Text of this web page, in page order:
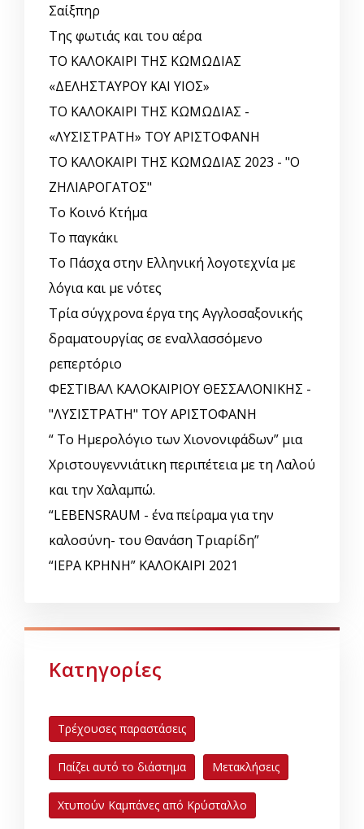
Σαίξπηρ
Της φωτιάς και του αέρα
ΤΟ ΚΑΛΟΚΑΙΡΙ ΤΗΣ ΚΩΜΩΔΙΑΣ
«ΔΕΛΗΣΤΑΥΡΟΥ ΚΑΙ ΥΙΟΣ»
ΤΟ ΚΑΛΟΚΑΙΡΙ ΤΗΣ ΚΩΜΩΔΙΑΣ -
«ΛΥΣΙΣΤΡΑΤΗ» ΤΟΥ ΑΡΙΣΤΟΦΑΝΗ
ΤΟ ΚΑΛΟΚΑΙΡΙ ΤΗΣ ΚΩΜΩΔΙΑΣ 2023 - "Ο
ΖΗΛΙΑΡΟΓΑΤΟΣ"
Το Κοινό Κτήμα
Το παγκάκι
Το Πάσχα στην Ελληνική λογοτεχνία με
λόγια και με νότες
Τρία σύγχρονα έργα της Αγγλοσαξονικής
δραματουργίας σε εναλλασσόμενο
ρεπερτόριο
ΦΕΣΤΙΒΑΛ ΚΑΛΟΚΑΙΡΙΟΥ ΘΕΣΣΑΛΟΝΙΚΗΣ -
"ΛΥΣΙΣΤΡΑΤΗ" ΤΟΥ ΑΡΙΣΤΟΦΑΝΗ
“ Το Ημερολόγιο των Χιονονιφάδων” μια
Χριστουγεννιάτικη περιπέτεια με τη Λαλού
και την Χαλαμπώ.
“LEBENSRAUM - ένα πείραμα για την
καλοσύνη- του Θανάση Τριαρίδη”
“ΙΕΡΑ ΚΡΗΝΗ” ΚΑΛΟΚΑΙΡΙ 2021
Κατηγορίες
Τρέχουσες παραστάσεις
Παίζει αυτό το διάστημα Μετακλήσεις
Χτυπούν Καμπάνες από Κρύσταλλο